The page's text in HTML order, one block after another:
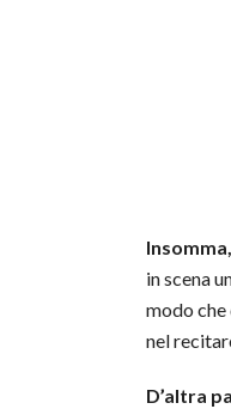
in scena
modo
nel
D’altra